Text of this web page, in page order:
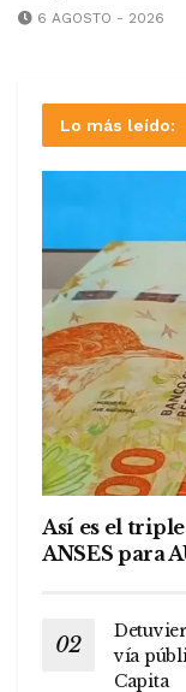
6 AGOSTO - 2026
Lo más leído:
Así es el
ANSES para
vía
Capita